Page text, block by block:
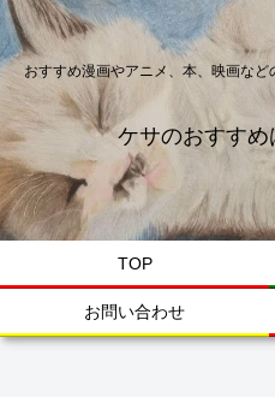
おすすめ漫画やアニメ、本、映画など
ケサのおすす
TOP
お問い合わせ